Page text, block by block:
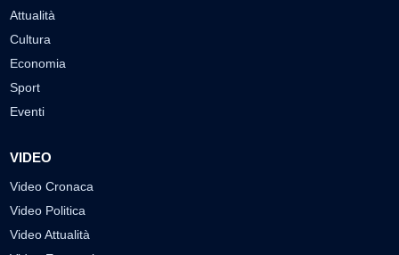
Attualità
Cultura
Economia
Sport
Eventi
VIDEO
Video Cronaca
Video Politica
Video Attualità